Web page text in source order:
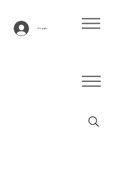
Inloggen